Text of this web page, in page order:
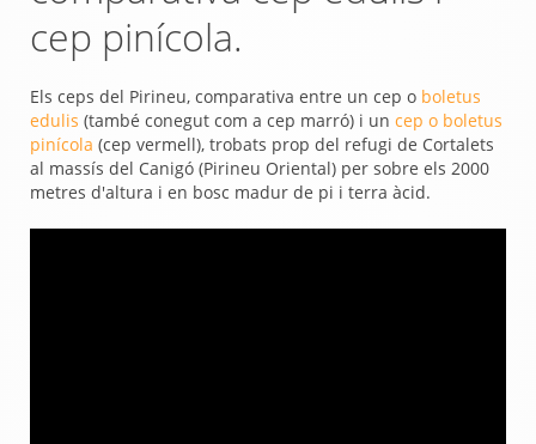
cep pinícola.
Els ceps del Pirineu, comparativa entre un cep o boletus
edulis (també conegut com a cep marró) i un cep o boletus
pinícola (cep vermell), trobats prop del refugi de Cortalets
al massís del Canigó (Pirineu Oriental) per sobre els 2000
metres d'altura i en bosc madur de pi i terra àcid.